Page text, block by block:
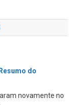
terá motores